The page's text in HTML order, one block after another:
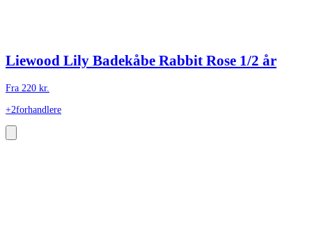
Liewood Lily Badekåbe Rabbit Rose 1/2 år
Fra 220 kr.
+2forhandlere